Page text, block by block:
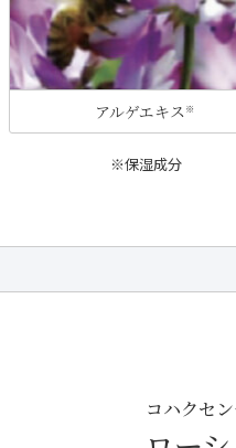
アルゲエキス※
保湿成分
コハクセ